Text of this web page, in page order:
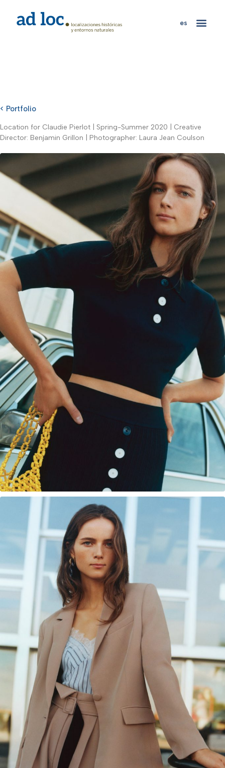
es
< Portfolio
Location for Claudie Pierlot | Spring-Summer 2020 | Creative
Director: Benjamin Grillon | Photographer: Laura Jean Coulson